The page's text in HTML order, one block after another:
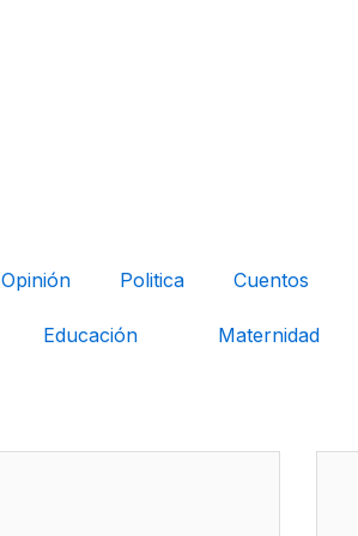
Opinión Politica Cuentos
Educación Maternidad